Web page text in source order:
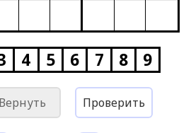
4 5 6 7 8 9
Вернуть Проверить